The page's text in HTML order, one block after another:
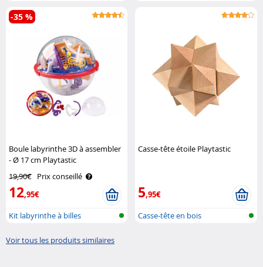
Boule labyrinthe 3D à assembler
- Ø 17 cm Playtastic
19,90€ Prix conseillé
12,95€
-35 %
Kit labyrinthe à billes
Casse-tête étoile Playtastic
5,95€
Casse-tête en bois
Voir tous les produits similaires